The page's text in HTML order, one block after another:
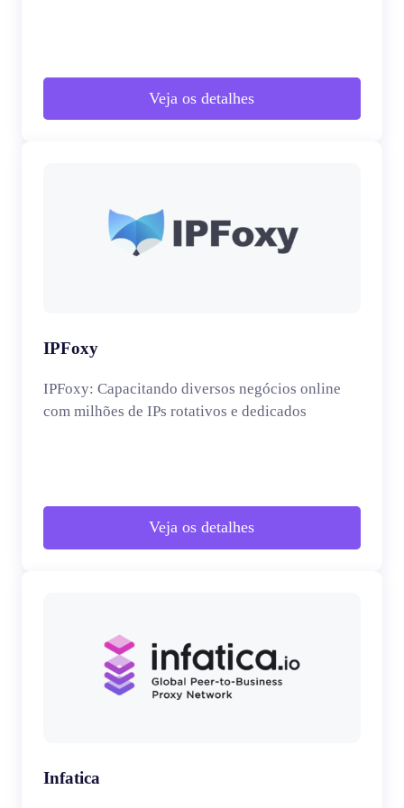
Veja os detalhes
IPFoxy
IPFoxy: Capacitando diversos negócios online
com milhões de IPs rotativos e dedicados
Veja os detalhes
Infatica